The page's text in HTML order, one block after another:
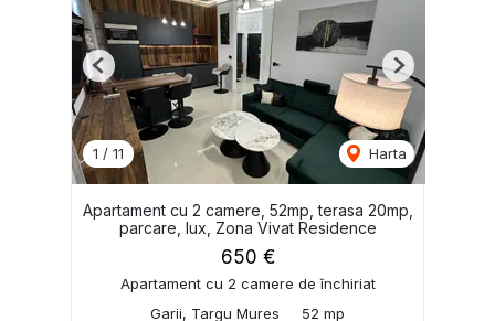
1 / 11 Harta
Previous Next
Apartament cu 2 camere, 52mp, terasa 20mp,
parcare, lux, Zona Vivat Residence
650 €
Apartament cu 2 camere de închiriat
Garii, Targu Mures
52 mp